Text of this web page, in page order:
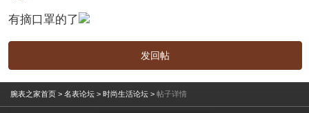
有摘口罩的了
发回帖
腕表之家首页 > 名表论坛 > 时尚生活论坛 > 帖子详情